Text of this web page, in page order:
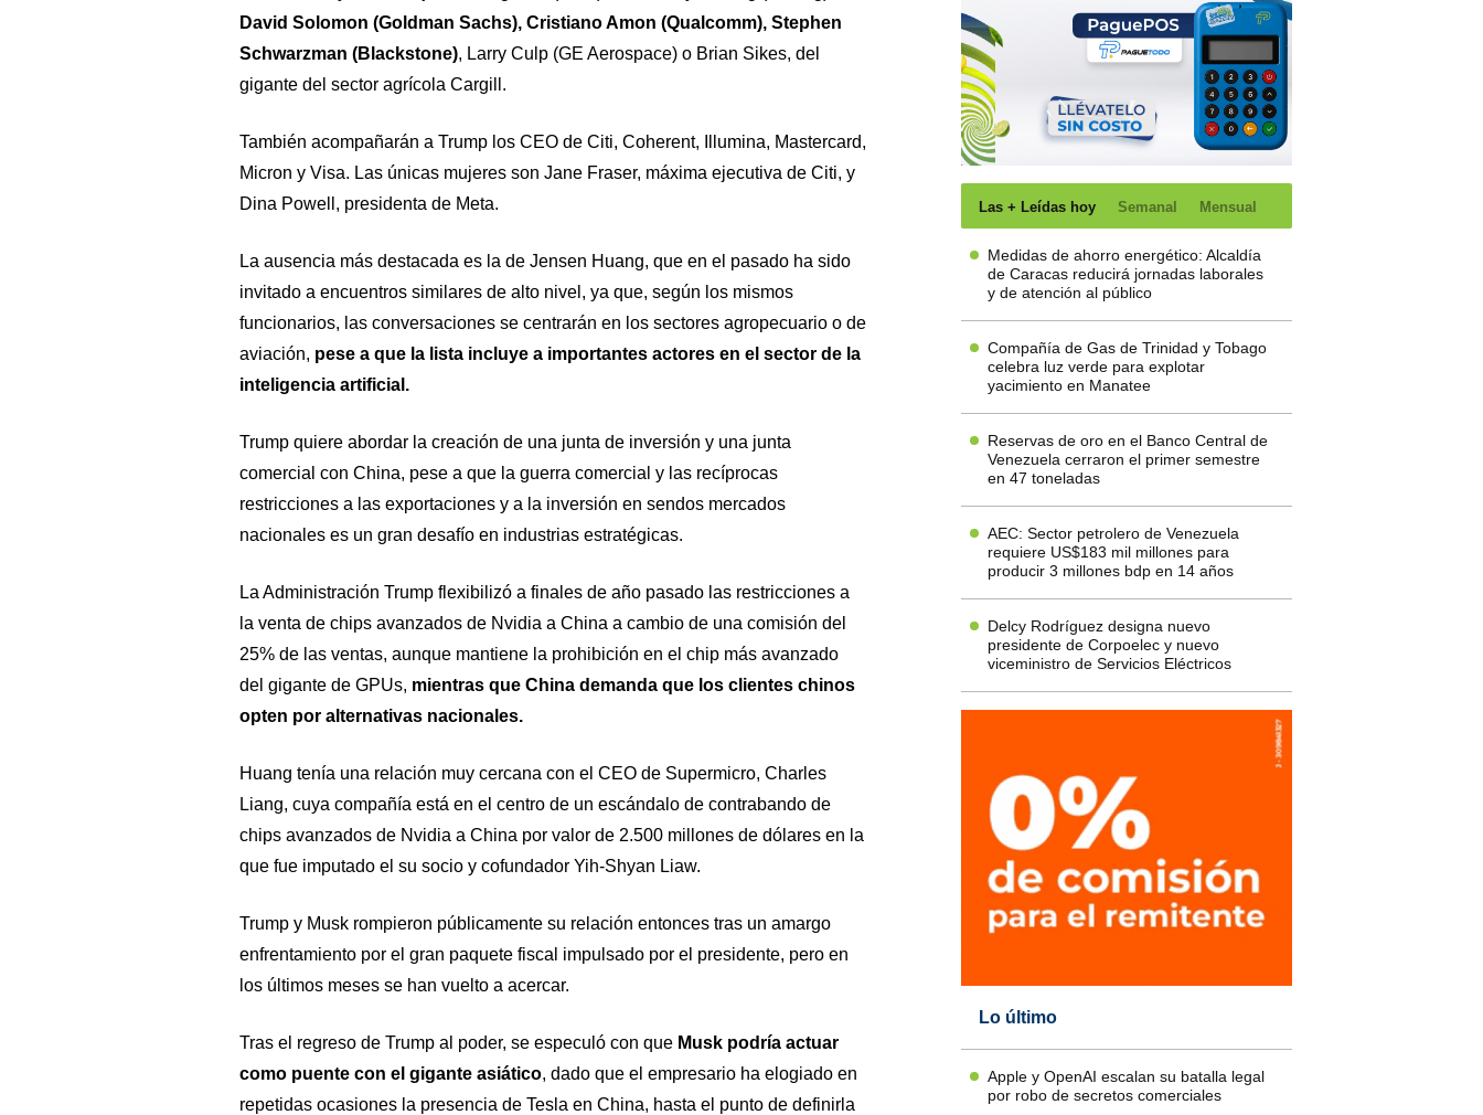
David Solomon (Goldman Sachs), Cristiano Amon (Qualcomm), Stephen
Schwarzman (Blackstone), Larry Culp (GE Aerospace) o Brian Sikes, del
gigante del sector agrícola Cargill.
También acompañarán a Trump los CEO de Citi, Coherent, Illumina, Mastercard,
Micron y Visa. Las únicas mujeres son Jane Fraser, máxima ejecutiva de Citi, y
Dina Powell, presidenta de Meta.
La ausencia más destacada es la de Jensen Huang, que en el pasado ha sido
invitado a encuentros similares de alto nivel, ya que, según los mismos
funcionarios, las conversaciones se centrarán en los sectores agropecuario o de
aviación, pese a que la lista incluye a importantes actores en el sector de la
inteligencia artificial.
Trump quiere abordar la creación de una junta de inversión y una junta
comercial con China, pese a que la guerra comercial y las recíprocas
restricciones a las exportaciones y a la inversión en sendos mercados
nacionales es un gran desafío en industrias estratégicas.
La Administración Trump flexibilizó a finales de año pasado las restricciones a
la venta de chips avanzados de Nvidia a China a cambio de una comisión del
25% de las ventas, aunque mantiene la prohibición en el chip más avanzado
del gigante de GPUs, mientras que China demanda que los clientes chinos
opten por alternativas nacionales.
Huang tenía una relación muy cercana con el CEO de Supermicro, Charles
Liang, cuya compañía está en el centro de un escándalo de contrabando de
chips avanzados de Nvidia a China por valor de 2.500 millones de dólares en la
que fue imputado el su socio y cofundador Yih-Shyan Liaw.
Trump y Musk rompieron públicamente su relación entonces tras un amargo
enfrentamiento por el gran paquete fiscal impulsado por el presidente, pero en
los últimos meses se han vuelto a acercar.
Tras el regreso de Trump al poder, se especuló con que Musk podría actuar
como puente con el gigante asiático, dado que el empresario ha elogiado en
repetidas ocasiones la presencia de Tesla en China, hasta el punto de definirla
Las + Leídas hoy Semanal Mensual
Medidas de ahorro energético: Alcaldía
de Caracas reducirá jornadas laborales
y de atención al público
Compañía de Gas de Trinidad y Tobago
celebra luz verde para explotar
yacimiento en Manatee
Reservas de oro en el Banco Central de
Venezuela cerraron el primer semestre
en 47 toneladas
AEC: Sector petrolero de Venezuela
requiere US$183 mil millones para
producir 3 millones bdp en 14 años
Delcy Rodríguez designa nuevo
presidente de Corpoelec y nuevo
viceministro de Servicios Eléctricos
Lo último
Apple y OpenAI escalan su batalla legal
por robo de secretos comerciales